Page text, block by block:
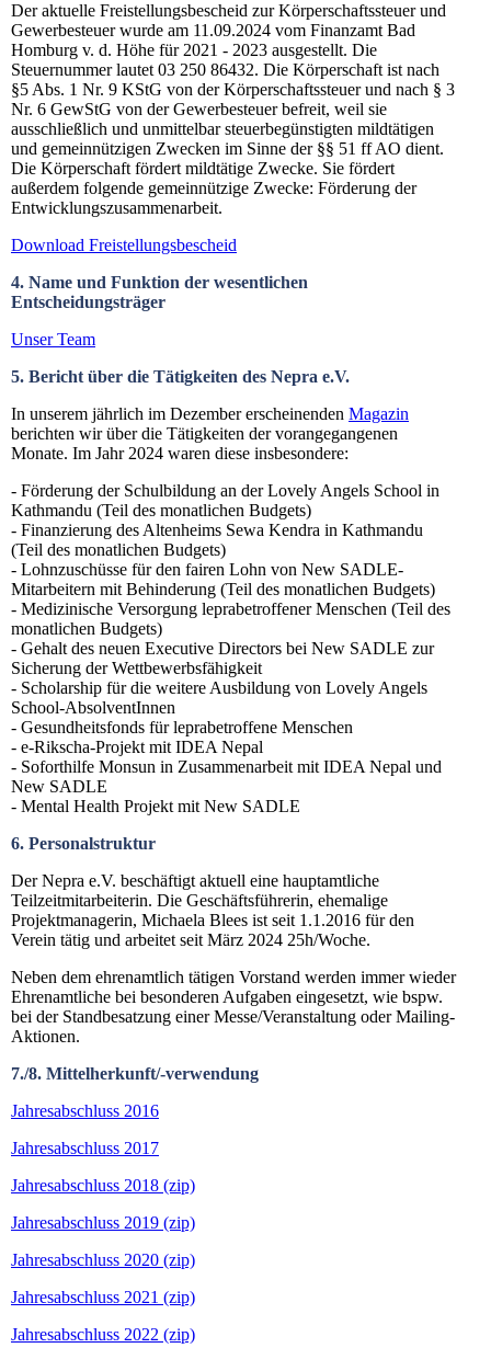
Der aktuelle Freistellungsbescheid zur Körperschaftssteuer und
Gewerbesteuer wurde am 11.09.2024 vom Finanzamt Bad
Homburg v. d. Höhe für 2021 - 2023 ausgestellt. Die
Steuernummer lautet 03 250 86432. Die Körperschaft ist nach
§5 Abs. 1 Nr. 9 KStG von der Körperschaftssteuer und nach § 3
Nr. 6 GewStG von der Gewerbesteuer befreit, weil sie
ausschließlich und unmittelbar steuerbegünstigten mildtätigen
und gemeinnützigen Zwecken im Sinne der §§ 51 ff AO dient.
Die Körperschaft fördert mildtätige Zwecke. Sie fördert
außerdem folgende gemeinnützige Zwecke: Förderung der
Entwicklungszusammenarbeit.
Download Freistellungsbescheid
4. Name und Funktion der wesentlichen
Entscheidungsträger
Unser Team
5. Bericht über die Tätigkeiten des Nepra e.V.
In unserem jährlich im Dezember erscheinenden Magazin
berichten wir über die Tätigkeiten der vorangegangenen
Monate. Im Jahr 2024 waren diese insbesondere:
- Förderung der Schulbildung an der Lovely Angels School in
Kathmandu (Teil des monatlichen Budgets)
- Finanzierung des Altenheims Sewa Kendra in Kathmandu
(Teil des monatlichen Budgets)
- Lohnzuschüsse für den fairen Lohn von New SADLE-
Mitarbeitern mit Behinderung (Teil des monatlichen Budgets)
- Medizinische Versorgung leprabetroffener Menschen (Teil des
monatlichen Budgets)
- Gehalt des neuen Executive Directors bei New SADLE zur
Sicherung der Wettbewerbsfähigkeit
- Scholarship für die weitere Ausbildung von Lovely Angels
School-AbsolventInnen
- Gesundheitsfonds für leprabetroffene Menschen
- e-Rikscha-Projekt mit IDEA Nepal
- Soforthilfe Monsun in Zusammenarbeit mit IDEA Nepal und
New SADLE
- Mental Health Projekt mit New SADLE
6. Personalstruktur
Der Nepra e.V. beschäftigt aktuell eine hauptamtliche
Teilzeitmitarbeiterin. Die Geschäftsführerin, ehemalige
Projektmanagerin, Michaela Blees ist seit 1.1.2016 für den
Verein tätig und arbeitet seit März 2024 25h/Woche.
Neben dem ehrenamtlich tätigen Vorstand werden immer wieder
Ehrenamtliche bei besonderen Aufgaben eingesetzt, wie bspw.
bei der Standbesatzung einer Messe/Veranstaltung oder Mailing-
Aktionen.
7./8. Mittelherkunft/-verwendung
Jahresabschluss 2016
Jahresabschluss 2017
Jahresabschluss 2018 (zip)
Jahresabschluss 2019 (zip)
Jahresabschluss 2020 (zip)
Jahresabschluss 2021 (zip)
Jahresabschluss 2022 (zip)